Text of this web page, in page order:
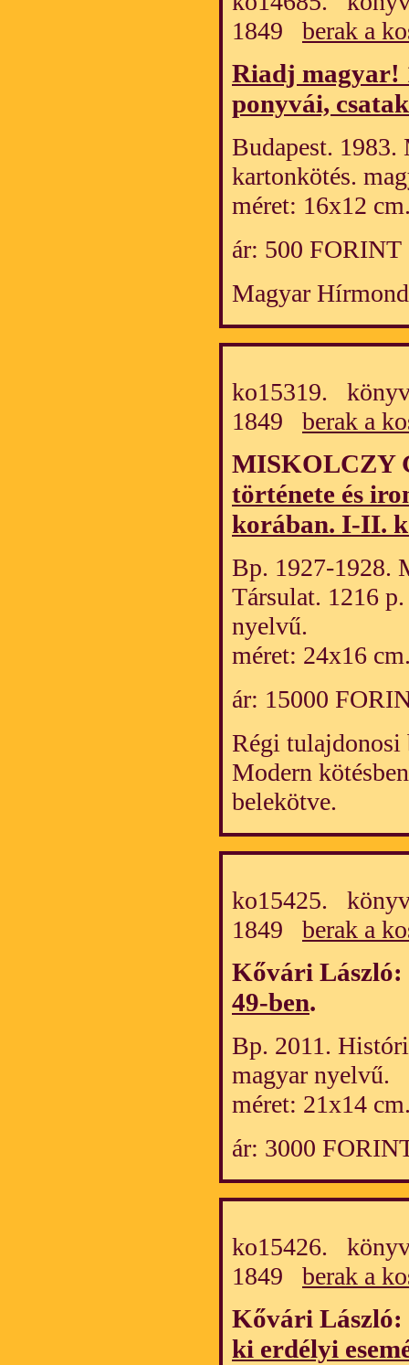
1849 berak a
Riadj magyar!
ponyvái,
Budapest. 1983.
kartonkötés.
méret: 16x12
ár: 500 FORINT
Magyar
ko15319.
1849 berak a
MISKOLCZY
története és
korában. I-II.
Bp. 1927-1928.
Társulat. 1216
nyelvű.
méret: 24x16
ár: 15000
Régi tulajdonosi
Modern
belekötve.
ko15425.
1849 berak a
Kővári László:
49-ben.
Bp. 2011.
magyar nyelvű.
méret: 21x14
ár: 3000
ko15426.
1849 berak a
Kővári László:
ki erdélyi